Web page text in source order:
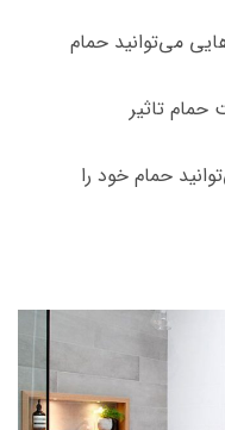
می‌توانید حمام
حمام تاثیر
حمام خود را